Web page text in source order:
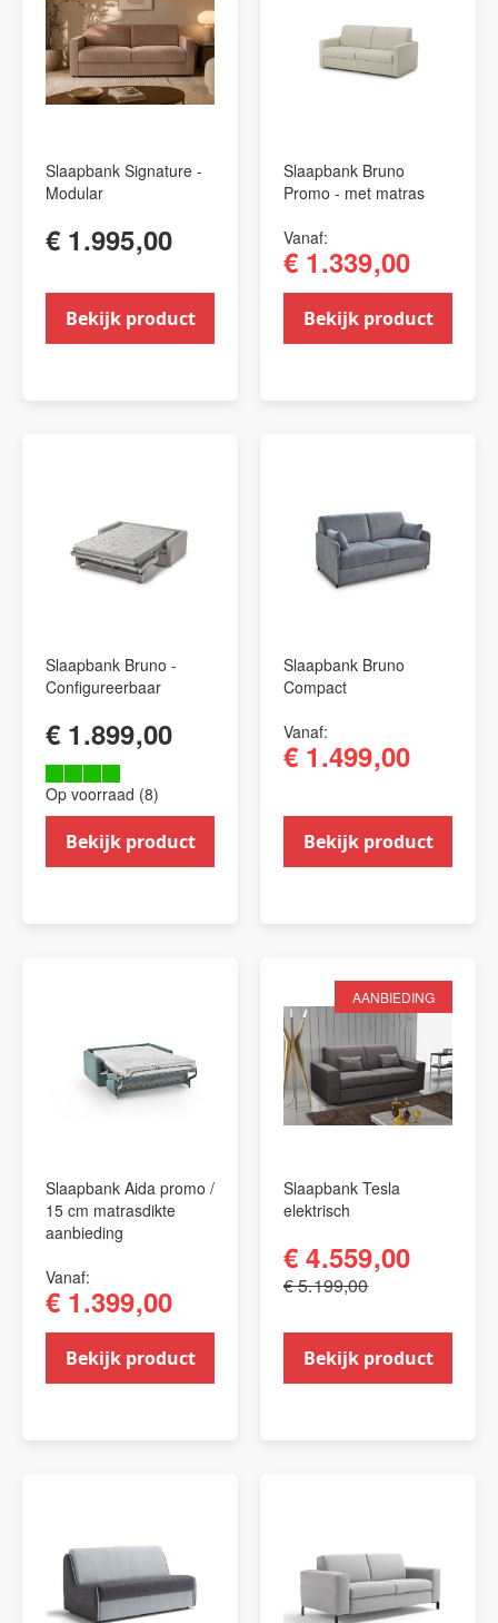
Slaapbank Signature -
Modular
€ 1.995,00
Bekijk product
Slaapbank Bruno
Promo - met matras
Vanaf
€ 1.339,00
Bekijk product
Slaapbank Bruno -
Configureerbaar
€ 1.899,00
Op voorraad (8)
Bekijk product
Slaapbank Bruno
Compact
Vanaf
€ 1.499,00
Bekijk product
Slaapbank Aida promo /
15 cm matrasdikte
aanbieding
Vanaf
€ 1.399,00
Bekijk product
AANBIEDING
Slaapbank Tesla
elektrisch
€ 4.559,00
€ 5.199,00
Bekijk product